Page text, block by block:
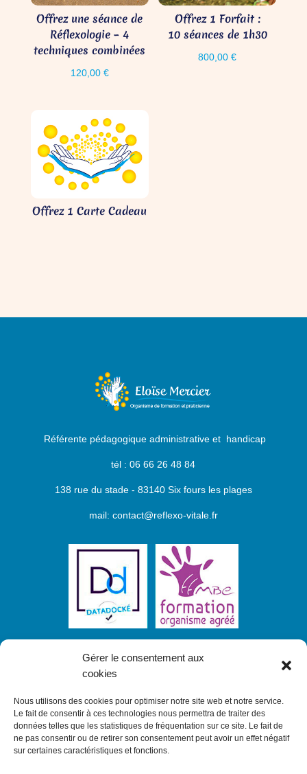
Gérer le consentement aux
cookies
Nous utilisons des cookies pour optimiser notre site web et notre service.
Le fait de consentir à ces technologies nous permettra de traiter des
données telles que les statistiques de fréquentation sur ce site. Le fait de
ne pas consentir ou de retirer son consentement peut avoir un effet négatif
sur certaines caractéristiques et fonctions.
Offrez une séance de
Réflexologie – 4
techniques combinées
120,00 €
Offrez 1 Forfait :
10 séances de 1h30
800,00€
Offrez 1 Carte Cadeau
Référente pédagogique administrative et handicap
tél : 06 66 26 48 84
138 rue du stade - 83140 Six fours les plages
mail: contact@reflexo-vitale.fr
Inscrivez-vous à notre newsletter etrecevez
toutes nos actualités sur nos formations